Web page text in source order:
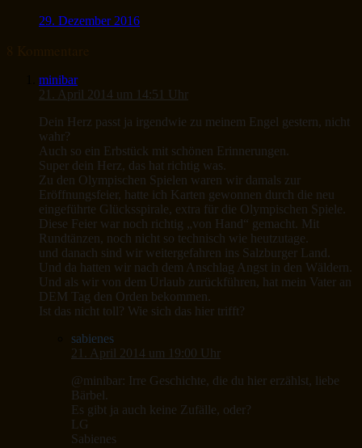
29. Dezember 2016
minibar
21. April 2014 um 14:51 Uhr
Dein Herz passt ja irgendwie zu meinem Engel gestern, nicht
wahr?
Auch so ein Erbstück mit schönen Erinnerungen.
Super dein Herz, das hat richtig was.
Zu den Olympischen Spielen waren wir damals zur
Eröffnungsfeier, hatte ich Karten gewonnen durch die neu
eingeführte Glücksspirale, extra für die Olympischen Spiele.
Diese Feier war noch richtig „von Hand“ gemacht. Mit
Rundtänzen, noch nicht so technisch wie heutzutage.
und danach sind wir weitergefahren ins Salzburger Land.
Und da hatten wir nach dem Anschlag Angst in den Wäldern.
Und als wir von dem Urlaub zurückführen, hat mein Vater an
DEM Tag den Orden bekommen.
Ist das nicht toll? Wie sich das hier trifft?
sabienes
21. April 2014 um 19:00 Uhr
@minibar: Irre Geschichte, die du hier erzählst, liebe
Bärbel.
Es gibt ja auch keine Zufälle, oder?
LG
Sabienes